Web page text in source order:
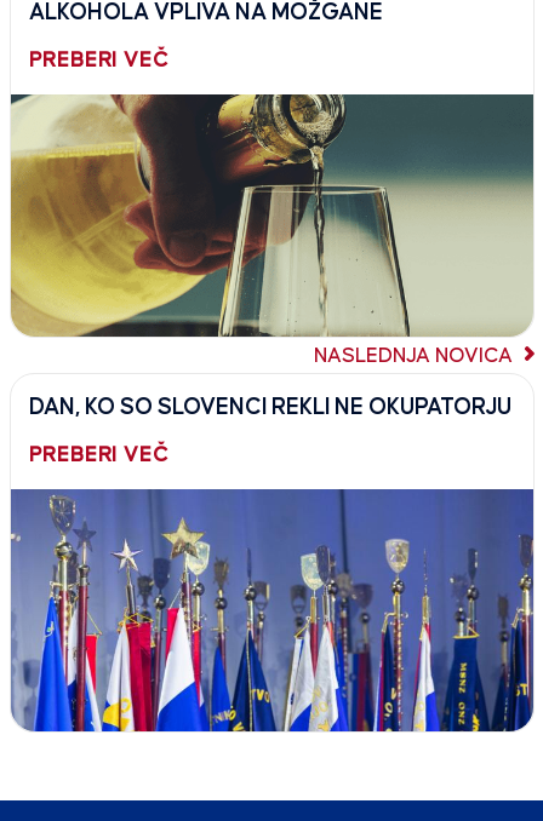
ALKOHOLA VPLIVA NA MOŽGANE
PREBERI VEČ
NASLEDNJA NOVICA
DAN, KO SO SLOVENCI REKLI NE OKUPATORJU
PREBERI VEČ